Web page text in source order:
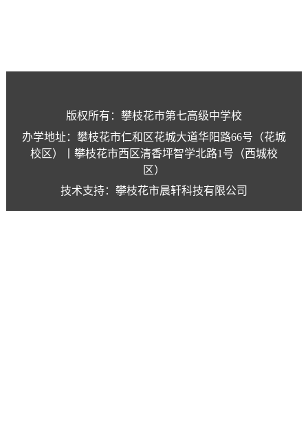
版权所有：攀枝花市第七高级中学校
办学地址：攀枝花市仁和区花城大道华阳路66号（花城
校区）丨攀枝花市西区清香坪智学北路1号（西城校
区）
技术支持：攀枝花市晨轩科技有限公司